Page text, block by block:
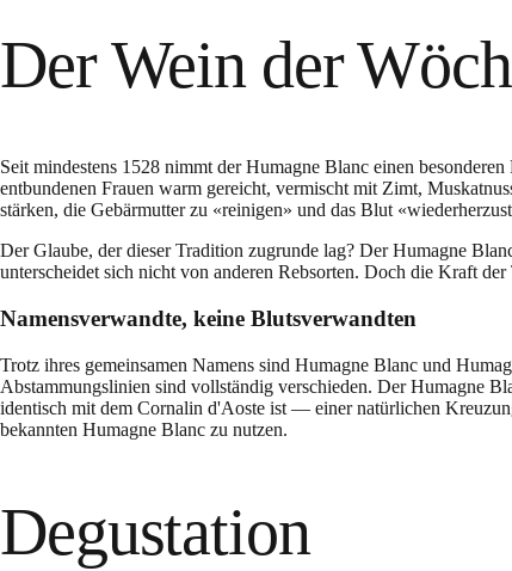
Der Wein der
Seit mindestens 1528 nimmt der Humagne Blanc einen
entbundenen Frauen warm gereicht, vermischt mit Zimt,
stärken, die Gebärmutter zu «reinigen» und das Blut
Der Glaube, der dieser Tradition zugrunde lag? Der Humagne
unterscheidet sich nicht von anderen Rebsorten. Doch die Kraft
Namensverwandte, keine Blutsverwandten
Trotz ihres gemeinsamen Namens sind Humagne Blanc und
Abstammungslinien sind vollständig verschieden. Der Humagne
identisch mit dem Cornalin d'Aoste ist — einer natürlichen
bekannten Humagne Blanc zu nutzen.
Degustation